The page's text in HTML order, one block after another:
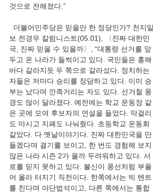
것으로 전해졌다.”
더불어민주당은 믿을만 한 정당인가? 천지일
보 전경우 칼럼니스트(05.01), 〈진짜 대한민
국, 진짜 믿을 수 있을까〉, “대통령 선거를 앞
두고 온 나라가 들썩이고 있다. 국민들은 홍해
바다 갈라지듯 두 쪽으로 갈라섰다. 정치하는
자들은 저마다 승리를 장담하고 있다. 이미 승
부는 났다며 깐족거리는 자도 있다. 선거철 풍
경도 많이 달라졌다. 예전에는 학교 운동장 같
은 곳에 모여 후보자의 연설을 들었다. 막걸리
도 마시고 지폐도 나눠줬다. 초등학교 운동회
같았다. 다 옛날이야기다. 진짜 대한민국을 만
들겠다며 결기를 보이고, 한 번도 경험해 보지
않은 나라 시즌 2가 올까 두려워하고 있다. 서
로를 믿지 못하고 있다. 불신이 풍선처럼 부풀
어 올라 터지기 직전이다. 한쪽에서는 빅 텐트
를 친다며 야단법석이고, 다른 쪽에서는 통합